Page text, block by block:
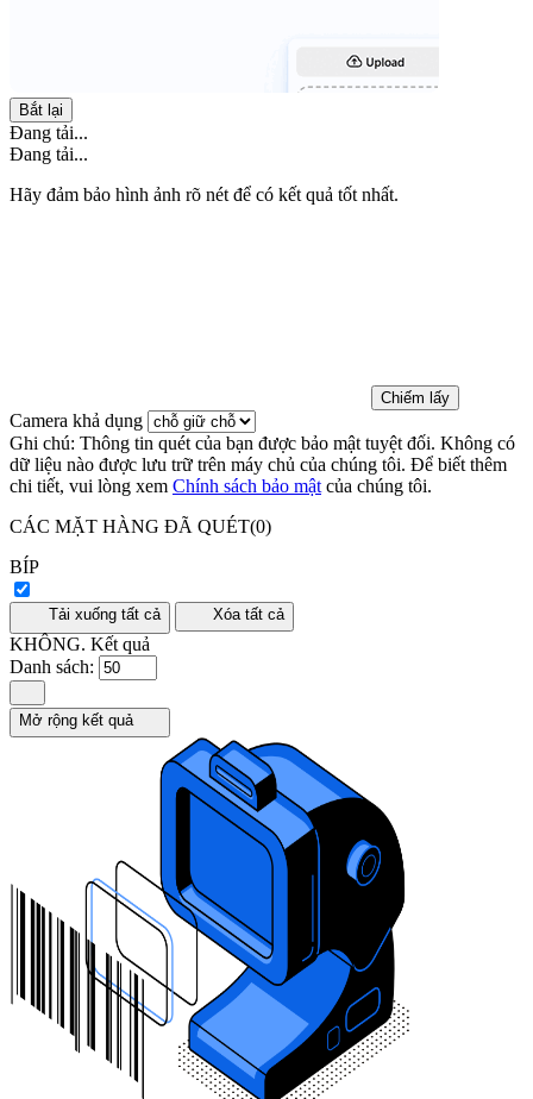
Bắt lại
Đang tải...
Đang tải...
Hãy đảm bảo hình ảnh rõ nét để có kết quả tốt nhất.
Chiếm lấy
Camera khả dụng
Ghi chú: Thông tin quét của bạn được bảo mật tuyệt đối. Không có
dữ liệu nào được lưu trữ trên máy chủ của chúng tôi. Để biết thêm
chi tiết, vui lòng xem Chính sách bảo mật của chúng tôi.
CÁC MẶT HÀNG ĐÃ QUÉT(0)
BÍP
Tải xuống tất cả Xóa tất cả
KHÔNG. Kết quả
Danh sách:
Mở rộng kết quả